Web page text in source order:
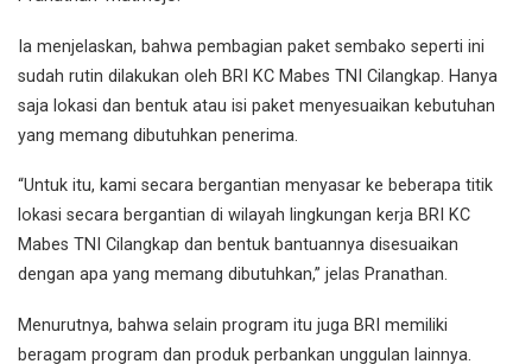
Ia menjelaskan, bahwa pembagian paket sembako seperti ini
sudah rutin dilakukan oleh BRI KC Mabes TNI Cilangkap. Hanya
saja lokasi dan bentuk atau isi paket menyesuaikan kebutuhan
yang memang dibutuhkan penerima.
“Untuk itu, kami secara bergantian menyasar ke beberapa titik
lokasi secara bergantian di wilayah lingkungan kerja BRI KC
Mabes TNI Cilangkap dan bentuk bantuannya disesuaikan
dengan apa yang memang dibutuhkan,” jelas Pranathan.
Menurutnya, bahwa selain program itu juga BRI memiliki
beragam program dan produk perbankan unggulan lainnya.